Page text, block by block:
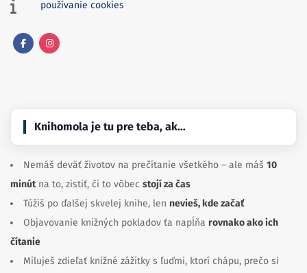
používanie cookies
Knihomola je tu pre teba, ak…
Nemáš deväť životov na prečítanie všetkého – ale máš 10
minútna to, zistiť, či to vôbec stojí za čas
Túžiš po ďalšej skvelej knihe, len nevieš, kde začať
Objavovanie knižných pokladov ťa napĺňa rovnako ako ich
čítanie
Miluješ zdieľať knižné zážitky s ľuďmi, ktorí chápu, prečo si